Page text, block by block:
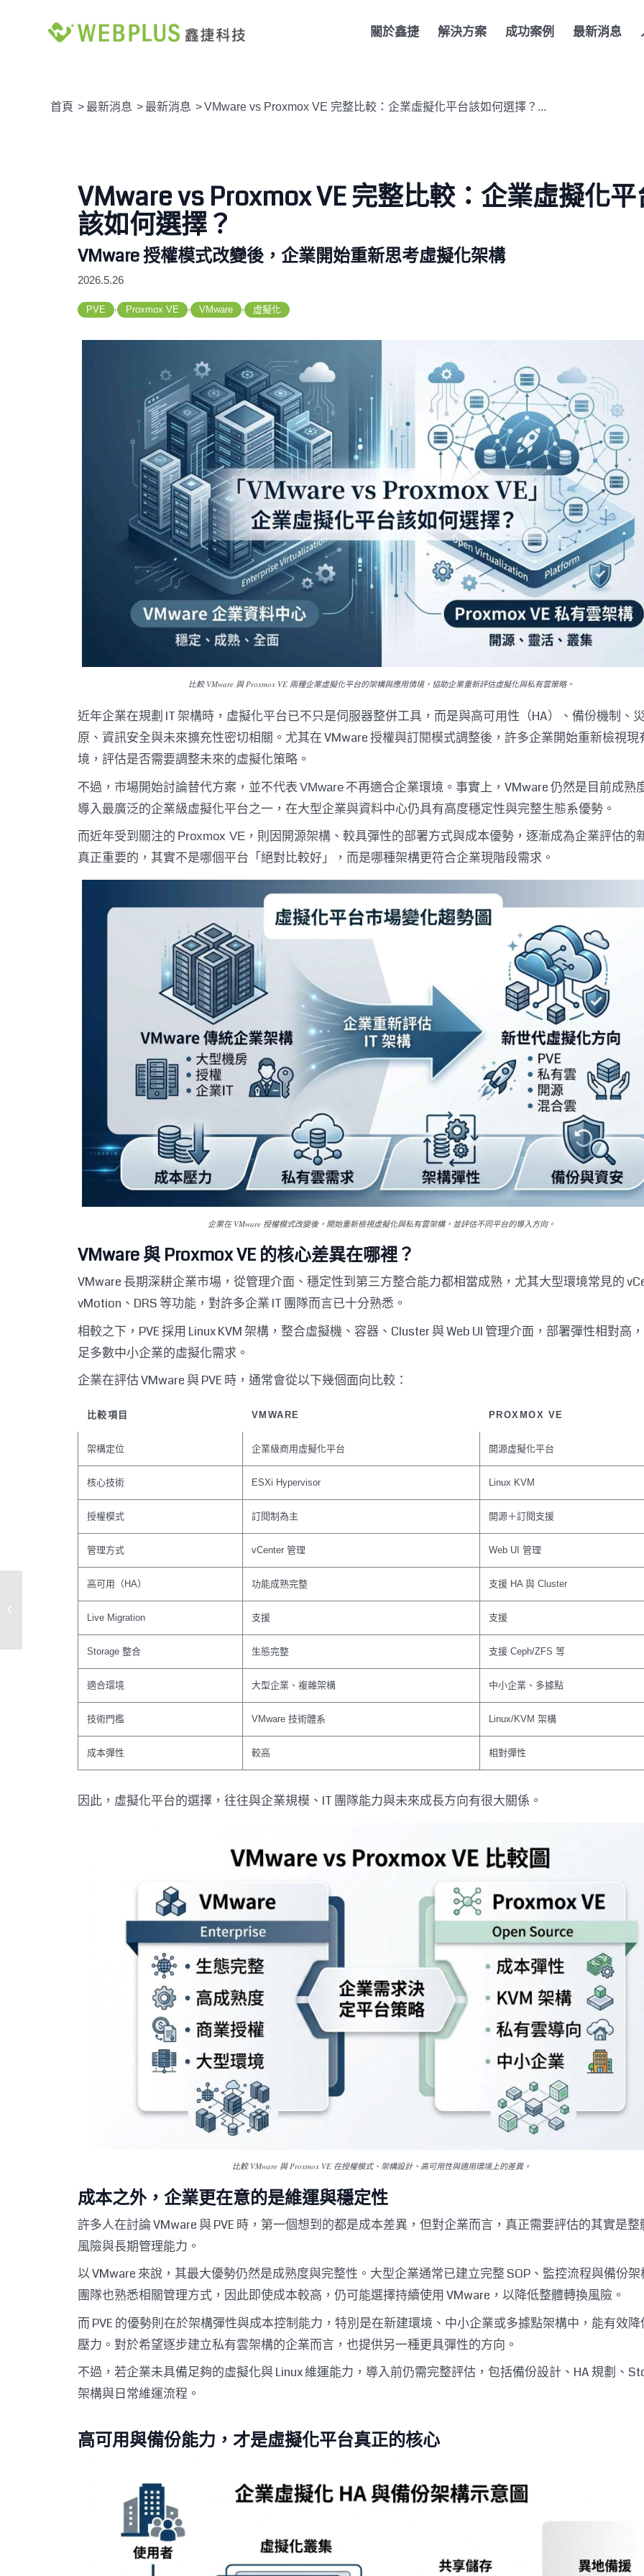
關於鑫捷 解決方案 成功案例 最新消息
首頁 > 最新消息 > 最新消息 >VMware vs Proxmox VE 完整比較：企業虛擬化平台該如何選擇？...
VMware vs Proxmox VE 完整比較：企業虛擬化平
該如何選擇？
VMware 授權模式改變後，企業開始重新思考虛擬化架構
2026.5.26
PVE , Proxmox VE , VMware , 虛擬化
比較 VMware 與 Proxmox VE 兩種企業虛擬化平台的架構與應用情境，協助企業重新評估虛擬化與私有雲策略。
近年企業在規劃 IT 架構時，虛擬化平台已不只是伺服器整併工具，而是與高可用性（HA）、備份機制、
原、資訊安全與未來擴充性密切相關。尤其在 VMware 授權與訂閱模式調整後，許多企業開始重新檢視現
境，評估是否需要調整未來的虛擬化策略。
不過，市場開始討論替代方案，並不代表 VMware不再適合企業環境。事實上，VMware 仍然是目前成熟
導入最廣泛的企業級虛擬化平台之一，在大型企業與資料中心仍具有高度穩定性與完整生態系優勢。
而近年受到關注的 Proxmox VE，則因開源架構、較具彈性的部署方式與成本優勢，逐漸成為企業評估的
真正重要的，其實不是哪個平台「絕對比較好」，而是哪種架構更符合企業現階段需求。
企業在 VMware 授權模式改變後，開始重新檢視虛擬化與私有雲架構，並評估不同平台的導入方向。
VMware 與 Proxmox VE 的核心差異在哪裡？
VMware 長期深耕企業市場，從管理介面、穩定性到第三方整合能力都相當成熟，尤其大型環境常見的
vMotion、DRS 等功能，對許多企業 IT 團隊而言已十分熟悉。
相較之下，PVE 採用 Linux KVM 架構，整合虛擬機、容器、Cluster 與 Web UI 管理介面，部署彈性相對高
足多數中小企業的虛擬化需求。
企業在評估 VMware 與 PVE 時，通常會從以下幾個面向比較：
比較項目 VMWARE PROXMOX VE
架構定位 企業級商用虛擬化平台 開源虛擬化平台
核心技術 ESXi Hypervisor Linux KVM
授權模式 訂閱制為主 開源＋訂閱支援
管理方式 vCenter 管理 Web UI 管理
高可用（HA） 功能成熟完整 支援 HA 與 Cluster
Live Migration 支援 支援
Storage 整合 生態完整 支援 Ceph/ZFS 等
適合環境 大型企業、複雜架構 中小企業、多據點
技術門檻 VMware 技術體系 Linux/KVM 架構
成本彈性 較高 相對彈性
因此，虛擬化平台的選擇，往往與企業規模、IT 團隊能力與未來成長方向有很大關係。
比較 VMware 與 Proxmox VE 在授權模式、架構設計、高可用性與適用環境上的差異。
成本之外，企業更在意的是維運與穩定性
許多人在討論 VMware 與 PVE 時，第一個想到的都是成本差異，但對企業而言，真正需要評估的其實是整
風險與長期管理能力。
以 VMware 來說，其最大優勢仍然是成熟度與完整性。大型企業通常已建立完整 SOP、監控流程與備份架
團隊也熟悉相關管理方式，因此即使成本較高，仍可能選擇持續使用 VMware，以降低整體轉換風險。
而 PVE 的優勢則在於架構彈性與成本控制能力，特別是在新建環境、中小企業或多據點架構中，能有效
壓力。對於希望逐步建立私有雲架構的企業而言，也提供另一種更具彈性的方向。
不過，若企業未具備足夠的虛擬化與 Linux 維運能力，導入前仍需完整評估，包括備份設計、HA 規劃、
架構與日常維運流程。
高可用與備份能力，才是虛擬化平台真正的核心
鋼鐵製造龍頭｜端點防